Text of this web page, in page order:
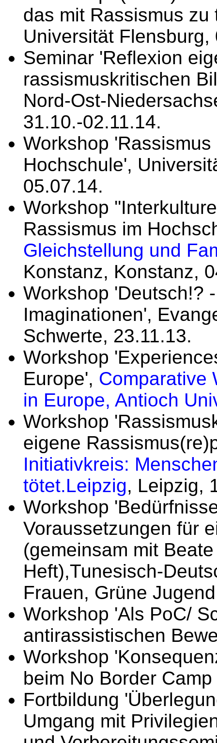
das mit Rassismus
Universität Flensburg,
Seminar 'Reflexion
rassismuskritischen
Nord-Ost-
31.10.-02.11.14.
Workshop
Hochschule',
05.07.14.
Workshop
Rassismus im
Gleichstellung und
Konstanz, Konstanz,
Workshop 'Deutsch!?
Imaginationen',
Schwerte, 23.11.13.
Workshop
Europe', Comparative
in Europe, Antioch
Workshop
eigene
Initiativkreis:
tötet.Leipzig, Leipzig,
Workshop
Voraussetzungen für
(gemeinsam mit
Heft),Tunesisch-
Frauen, Grüne
Workshop 'Als PoC/
antirassistischen
Workshop
beim No Border
Fortbildung
Umgang mit